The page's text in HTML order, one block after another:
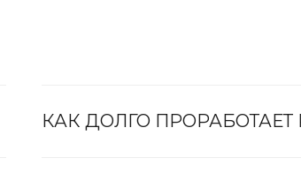
КАК ДОЛГО ПРОРАБОТАЕТ